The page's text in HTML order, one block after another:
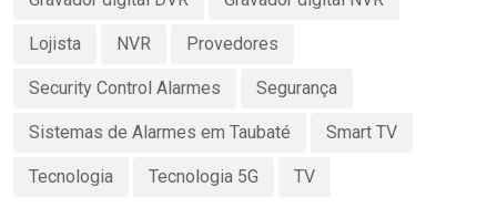
Lojista NVR Provedores
Security Control Alarmes Segurança
Sistemas de Alarmes em Taubaté Smart TV
Tecnologia Tecnologia 5G TV